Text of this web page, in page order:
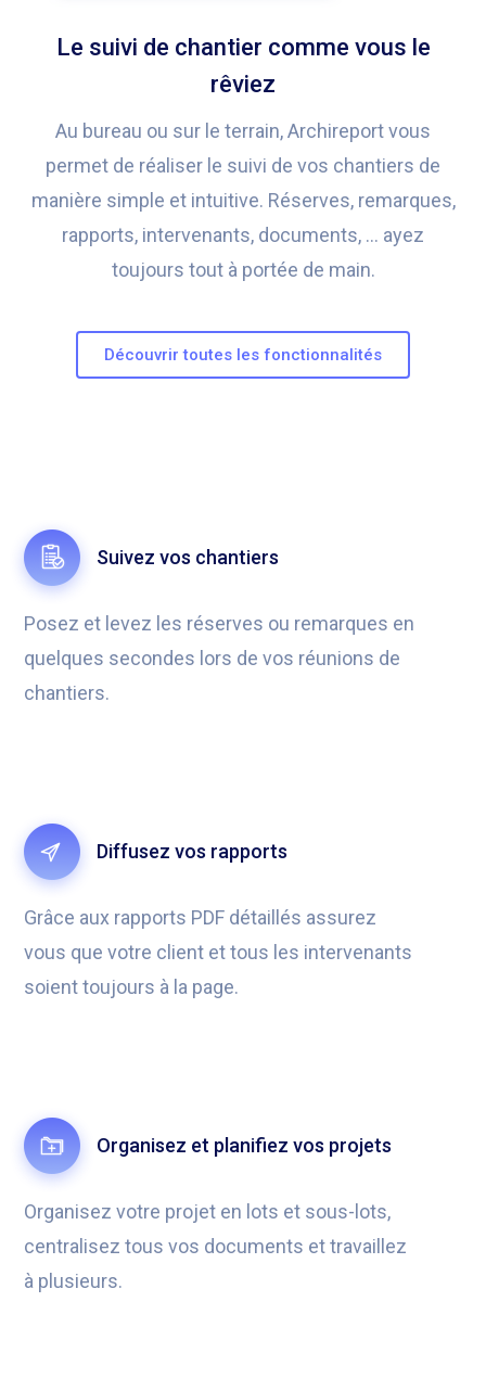
Le suivi de chantier comme vous le
rêviez
Au bureau ou sur le terrain, Archireport vous
permet de réaliser le suivi de vos chantiers de
manière simple et intuitive. Réserves, remarques,
rapports, intervenants, documents, … ayez
toujours tout à portée de main.
Découvrir toutes les fonctionnalités
Suivez vos chantiers
Posez et levez les réserves ou remarques en
quelques secondes lors de vos réunions de
chantiers.
Diffusez vos rapports
Grâce aux rapports PDF détaillés assurez
vous que votre client et tous les intervenants
soient toujours à la page.
Organisez et planifiez vos projets
Organisez votre projet en lots et sous-lots,
centralisez tous vos documents et travaillez
à plusieurs.